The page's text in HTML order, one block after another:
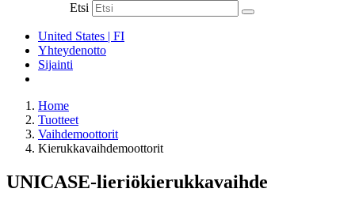
Etsi
United States | FI
Yhteydenotto
Sijainti
Home
Tuotteet
Vaihdemoottorit
Kierukkavaihdemoottorit
UNICASE-lieriökierukkavaihde